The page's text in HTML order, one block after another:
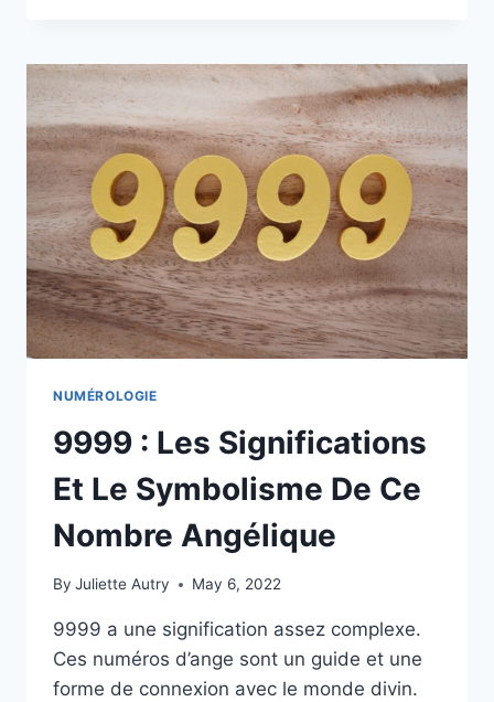
SIGNIFICATION
NUMÉRO
D’ANGE
NUMÉROLOGIE
9999 : Les Significations
Et Le Symbolisme De Ce
Nombre Angélique
By Juliette Autry May 6, 2022
9999 a une signification assez complexe.
Ces numéros d’ange sont un guide et une
forme de connexion avec le monde divin.